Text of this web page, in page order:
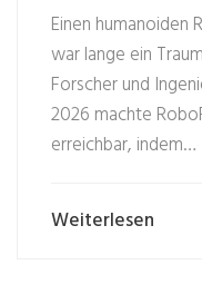
Einen humanoiden
war lange ein
Forscher und
2026 machte
erreichbar, indem…
Weiterlesen